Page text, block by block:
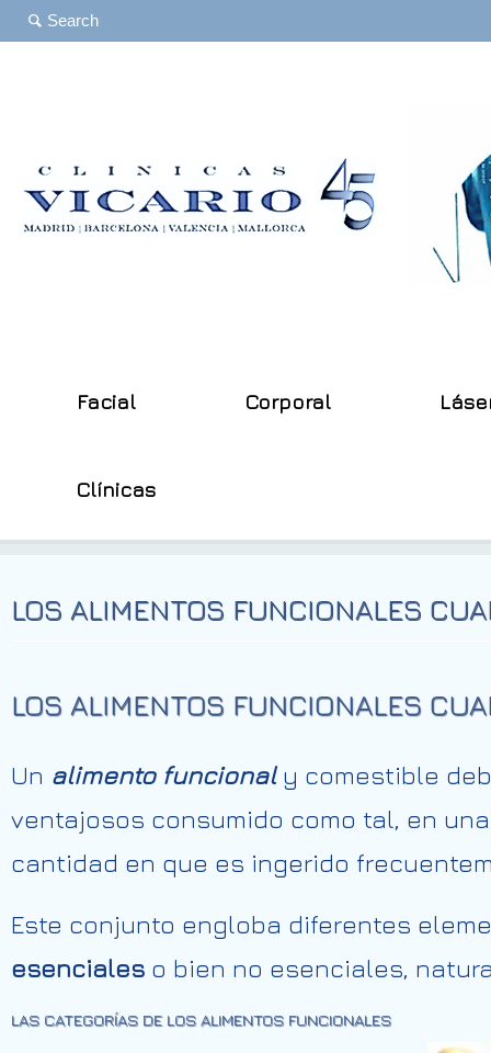
Facial Corporal
Clínicas
LOS ALIMENTOS FUNCIONALES
LOS ALIMENTOS FUNCIONALES
Un alimento funcional y comestible
ventajosos consumido como tal, en
cantidad en que es ingerido
Este conjunto engloba diferentes
esenciales o bien no esenciales,
LAS CATEGORÍAS DE LOS ALIMENTOS FUNCIONALES